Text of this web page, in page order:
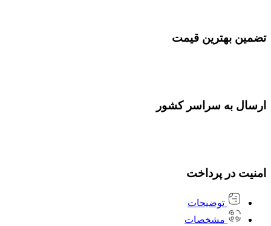
تضمین بهترین قیمت
ارسال به سراسر کشور
امنیت در پرداخت
توضیحات
مشخصات